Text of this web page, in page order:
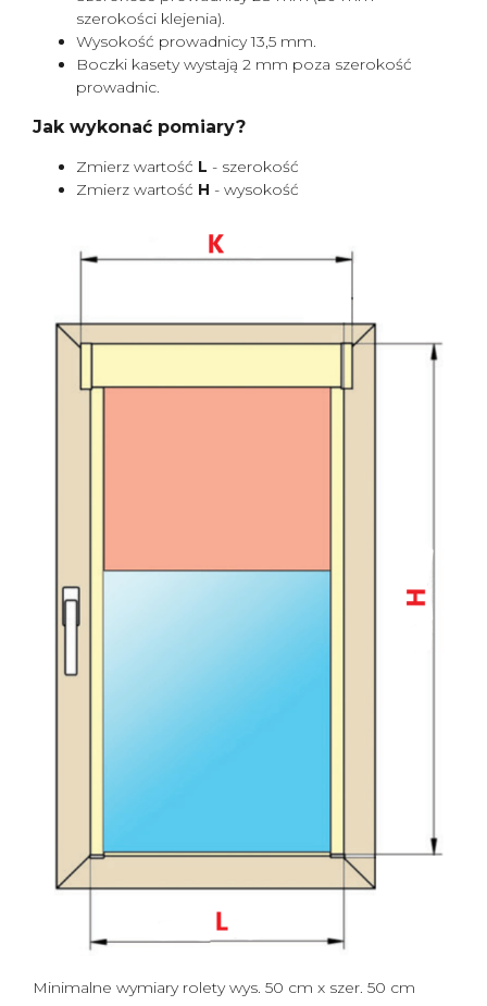
szerokości klejenia).
Wysokość prowadnicy 13,5 mm.
Boczki kasety wystają 2 mm poza szerokość
prowadnic.
Jak wykonać pomiary?
Zmierz wartość L - szerokość
Zmierz wartość H - wysokość
Minimalne wymiary rolety wys. 50 cm x szer. 50 cm